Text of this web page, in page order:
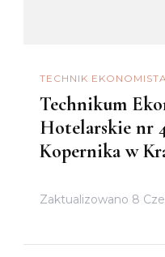
TECHNIK EKONOMISTA
Technikum
Hotelarskie nr
Kopernika w
Zaktualizowano 8